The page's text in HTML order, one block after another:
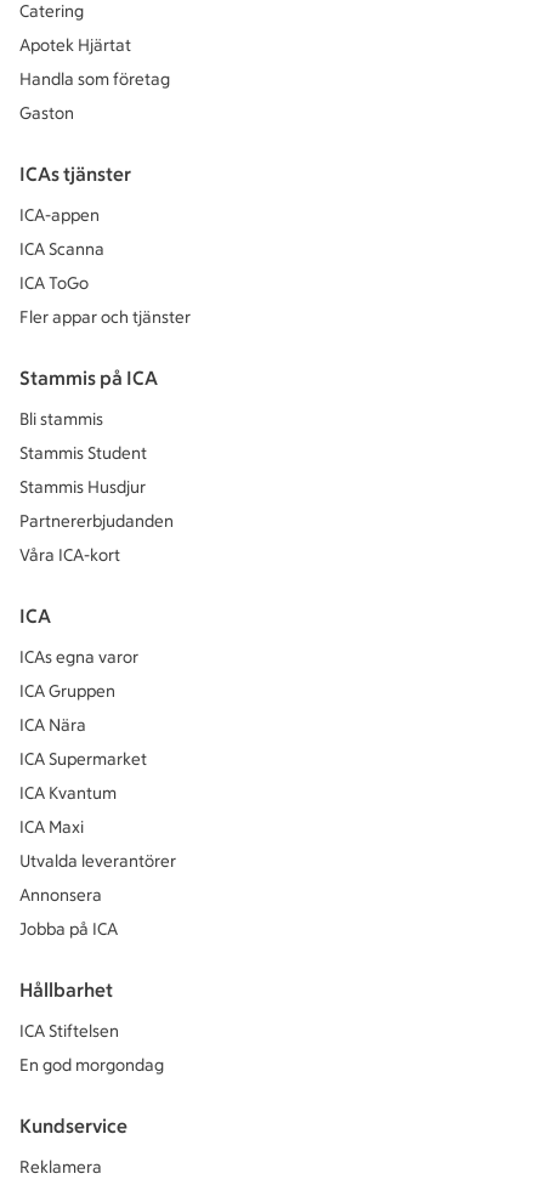
Catering
Apotek Hjärtat
Handla som företag
Gaston
ICAs tjänster
ICA-appen
ICA Scanna
ICA ToGo
Fler appar och tjänster
Stammis på ICA
Bli stammis
Stammis Student
Stammis Husdjur
Partnererbjudanden
Våra ICA-kort
ICA
ICAs egna varor
ICA Gruppen
ICA Nära
ICA Supermarket
ICA Kvantum
ICA Maxi
Utvalda leverantörer
Annonsera
Jobba på ICA
Hållbarhet
ICA Stiftelsen
En god morgondag
Kundservice
Reklamera